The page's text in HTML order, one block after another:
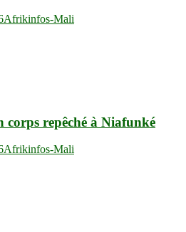
Afrikinfos-Mali
corps repêché à Niafunké
Afrikinfos-Mali